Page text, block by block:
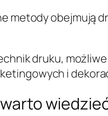
metody obejmują
druku,
i